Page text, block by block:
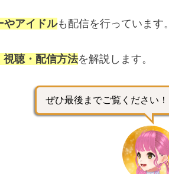
やアイドルも配信を行っています。
聴・配信方法を解説します。
ぜひ最後までご覧ください！